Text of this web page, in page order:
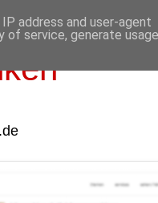
address and user-agent
of service, generate usage